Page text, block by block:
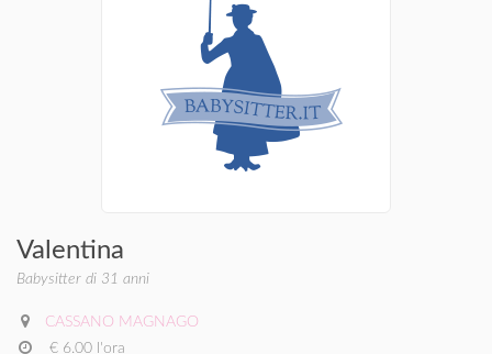
Valentina
Babysitter di 31 anni
CASSANO MAGNAGO
€ 6.00 l'ora